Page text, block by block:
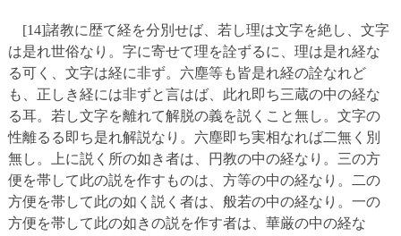
[14]諸教に歴て経を分別せば、若し理は文字を絶し、文字
は是れ世俗なり。字に寄せて理を詮ずるに、理は是れ経な
る可く、文字は経に非ず。六塵等も皆是れ経の詮なれど
も、正しき経には非ずと言はば、此れ即ち三蔵の中の経な
る耳。若し文字を離れて解脱の義を説くこと無し。文字の
性離るる即ち是れ解説なり。六塵即ち実相なれば二無く別
無し。上に説く所の如き者は、円教の中の経なり。三の方
便を帯して此の説を作すものは、方等の中の経なり。二の
方便を帯して此の如く説く者は、般若の中の経なり。一の
方便を帯して此の如きの説を作す者は、華厳の中の経な